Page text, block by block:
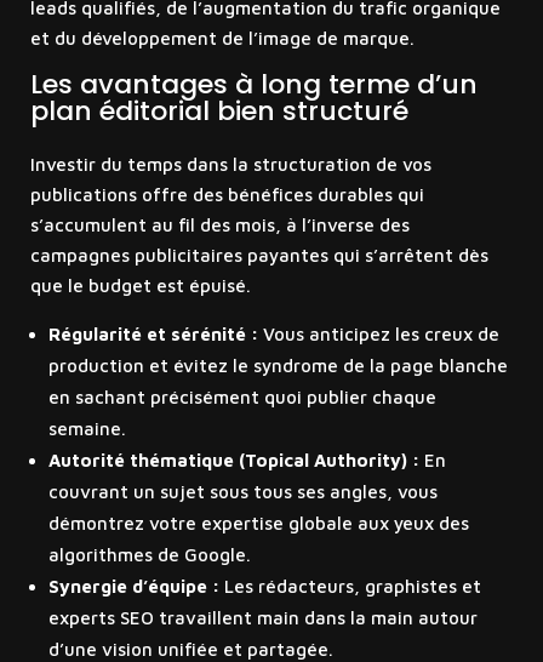
leads qualifiés, de l’augmentation du trafic organique
et du développement de l’image de marque.
Les avantages à long terme d’un
plan éditorial bien structuré
Investir du temps dans la structuration de vos
publications offre des bénéfices durables qui
s’accumulent au fil des mois, à l’inverse des
campagnes publicitaires payantes qui s’arrêtent dès
que le budget est épuisé.
Régularité et sérénité : Vous anticipez les creux de
production et évitez le syndrome de la page blanche
en sachant précisément quoi publier chaque
semaine.
Autorité thématique (Topical Authority) : En
couvrant un sujet sous tous ses angles, vous
démontrez votre expertise globale aux yeux des
algorithmes de Google.
Synergie d’équipe : Les rédacteurs, graphistes et
experts SEO travaillent main dans la main autour
d’une vision unifiée et partagée.